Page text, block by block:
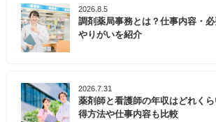
2026.8.5
調剤薬局事務とは？仕事内容・必
やりがいを紹介
2026.7.31
薬剤師と看護師の年収はどれく
得方法や仕事内容も比較